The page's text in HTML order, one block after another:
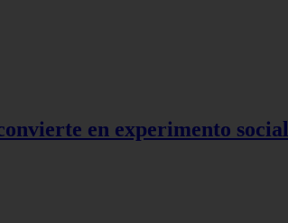
en experimento social